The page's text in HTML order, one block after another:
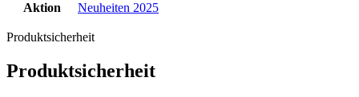
Aktion Neuheiten 2025
Produktsicherheit
Produktsicherheit